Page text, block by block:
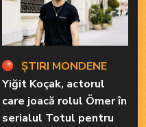
ȘTIRI MONDENE
Yiğit Koçak, actorul
care joacă rolul Ömer în
serialul Totul pentru